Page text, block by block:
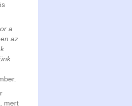
a
az
mert